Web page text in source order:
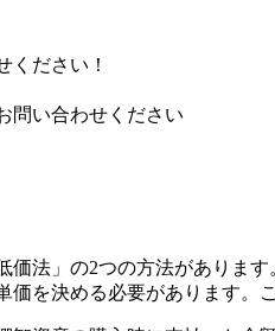
ください！
問い合わせください
法」の2つの方法がありま
を決める必要があります。